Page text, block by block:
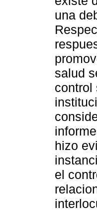
una
salud
control
hizo
el